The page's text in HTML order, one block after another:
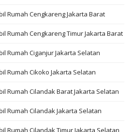
Rumah Cengkareng Jakarta Barat
Rumah Cengkareng Timur Jakarta Barat
Rumah Ciganjur Jakarta Selatan
Rumah Cikoko Jakarta Selatan
Rumah Cilandak Barat Jakarta Selatan
Rumah Cilandak Jakarta Selatan
Rumah Cilandak Timur Jakarta Selatan